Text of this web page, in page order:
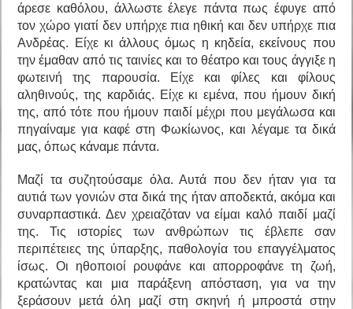
άρεσε καθόλου, άλλωστε έλεγε πάντα πως έφυγε από
τον χώρο γιατί δεν υπήρχε πια ηθική και δεν υπήρχε πια
Ανδρέας. Είχε κι άλλους όμως η κηδεία, εκείνους που
την έμαθαν από τις ταινίες και το θέατρο και τους άγγιξε η
φωτεινή της παρουσία. Είχε και φίλες και φίλους
αληθινούς, της καρδιάς. Είχε κι εμένα, που ήμουν δική
της, από τότε που ήμουν παιδί μέχρι που μεγάλωσα και
πηγαίναμε για καφέ στη Φωκίωνος, και λέγαμε τα δικά
μας, όπως κάναμε πάντα.
Μαζί τα συζητούσαμε όλα. Αυτά που δεν ήταν για τα
αυτιά των γονιών στα δικά της ήταν αποδεκτά, ακόμα και
συναρπαστικά. Δεν χρειαζόταν να είμαι καλό παιδί μαζί
της. Τις ιστορίες των ανθρώπων τις έβλεπε σαν
περιπέτειες της ύπαρξης, παθολογία του επαγγέλματος
ίσως. Οι ηθοποιοί ρουφάνε και απορροφάνε τη ζωή,
κρατώντας και μια παράξενη απόσταση, για να την
ξεράσουν μετά όλη μαζί στη σκηνή ή μπροστά στην